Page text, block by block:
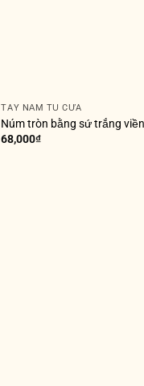
TAY NẮM TỦ CỬA
Núm tròn bằng sứ trắng
68,000₫